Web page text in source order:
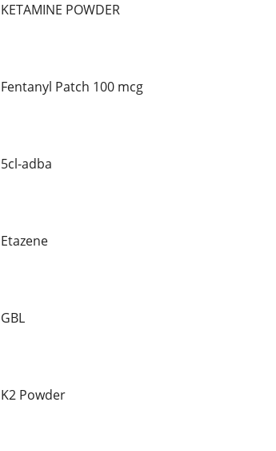
POWDER
Patch 100 mcg
adba
Powder